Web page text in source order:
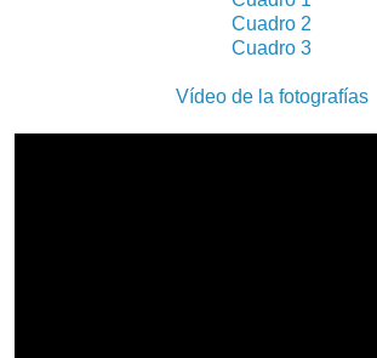
Cuadro 2
Cuadro 3
Vídeo de la fotografías